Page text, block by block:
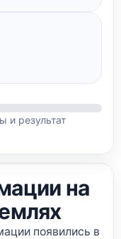
и результат
на
появились в